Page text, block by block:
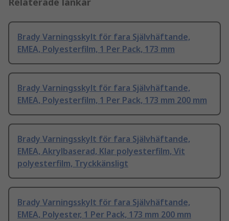
Brady Varningsskylt för fara Självhäftande,
EMEA, Polyesterfilm, 1 Per Pack, 173 mm
Brady Varningsskylt för fara Självhäftande,
EMEA, Polyesterfilm, 1 Per Pack, 173 mm 200 mm
Brady Varningsskylt för fara Självhäftande,
EMEA, Akrylbaserad, Klar polyesterfilm, Vit
polyesterfilm, Tryckkänsligt
Brady Varningsskylt för fara Självhäftande,
EMEA, Polyester, 1 Per Pack, 173 mm 200 mm